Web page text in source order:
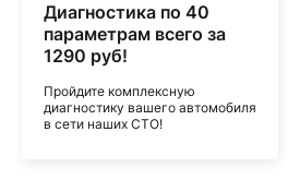
Диагностика по 40
параметрам всего за
1290 руб!
Пройдите комплексную
диагностику вашего автомобиля
в сети наших СТО!